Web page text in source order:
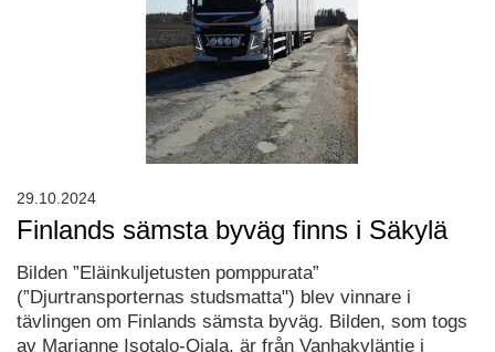
Finlands sämsta byväg finns i Säkylä
Bilden ”Eläinkuljetusten pomppurata”
(”Djurtransporternas studsmatta") blev vinnare i
tävlingen om Finlands sämsta byväg. Bilden, som togs
av Marianne Isotalo-Ojala, är från Vanhakyläntie i
29.10.2024